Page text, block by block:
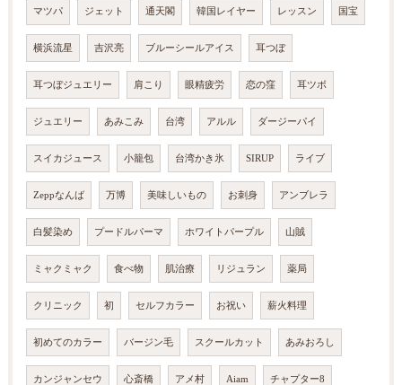
マツパ ジェット 通天閣 韓国レイヤー レッスン 国宝
横浜流星 吉沢亮 ブルーシールアイス 耳つぼ
耳つぼジュエリー 肩こり 眼精疲労 恋の窪 耳ツボ
ジュエリー あみこみ 台湾 アルル ダージーパイ
スイカジュース 小籠包 台湾かき氷 SIRUP ライブ
Zeppなんば 万博 美味しいもの お刺身 アンブレラ
白髪染め プードルパーマ ホワイトパープル 山賊
ミャクミャク 食べ物 肌治療 リジュラン 薬局
クリニック 初 セルフカラー お祝い 薪火料理
初めてのカラー バージン毛 スクールカット あみおろし
カンジャンセウ 心斎橋 アメ村 Aiam チャプター8